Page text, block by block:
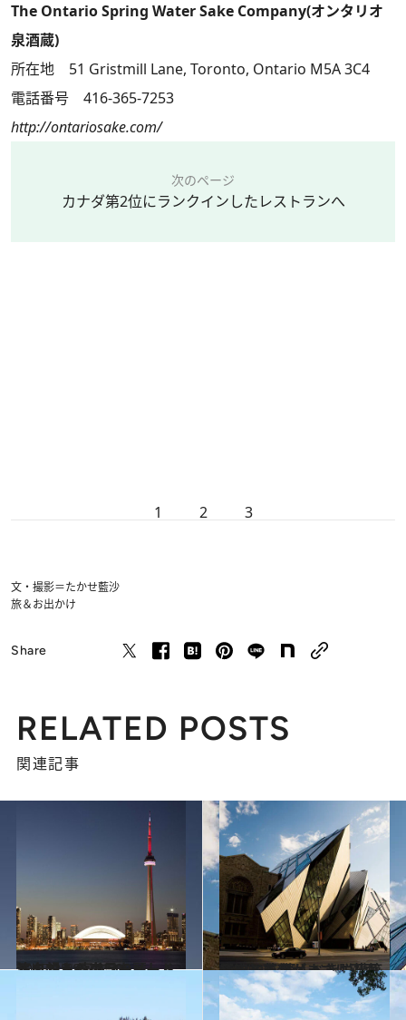
The Ontario Spring Water Sake Company(オンタリオ
泉酒蔵)
所在地 51 Gristmill Lane, Toronto, Ontario M5A 3C4
電話番号 416-365-7253
http://ontariosake.com/
次のページ
カナダ第2位にランクインしたレストランへ
1 2 3
文・撮影＝たかせ藍沙
旅＆お出かけ
Share
RELATED POSTS
関連記事
2015.3.18
トロントの夜景を麗しく演出する 高さ500メートルを超えるタワー
旅＆お出かけ 2014.9.14
伝統と革新がまさに正面衝突した 驚くべき脱構築ミュージアム
旅＆お出かけ